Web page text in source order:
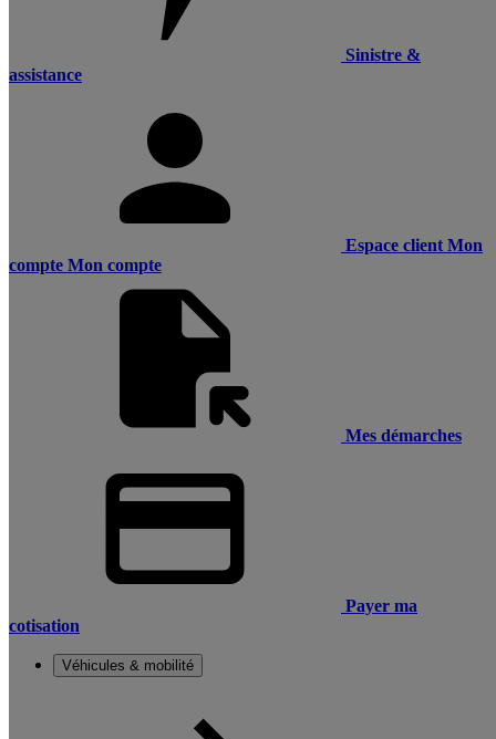
Sinistre &
assistance
Espace client Mon
compte Mon compte
Mes démarches
Payer ma
cotisation
Véhicules & mobilité